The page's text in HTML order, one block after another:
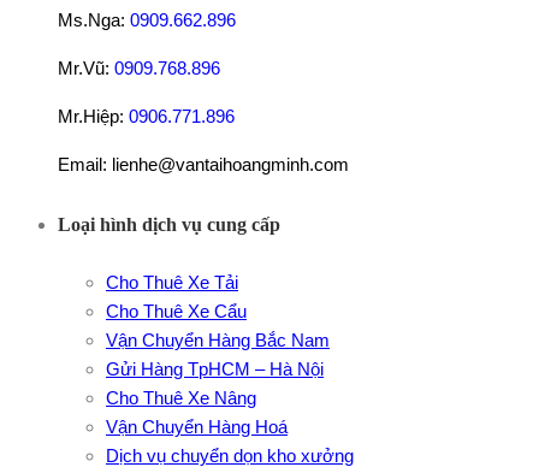
Ms.Nga: 0909.662.896
Mr.Vũ: 0909.768.896
Mr.Hiệp: 0906.771.896
Email: lienhe@vantaihoangminh.com
Loại hình dịch vụ cung cấp
Cho Thuê Xe Tải
Cho Thuê Xe Cẩu
Vận Chuyển Hàng Bắc Nam
Gửi Hàng TpHCM – Hà Nội
Cho Thuê Xe Nâng
Vận Chuyển Hàng Hoá
Dịch vụ chuyển dọn kho xưởng